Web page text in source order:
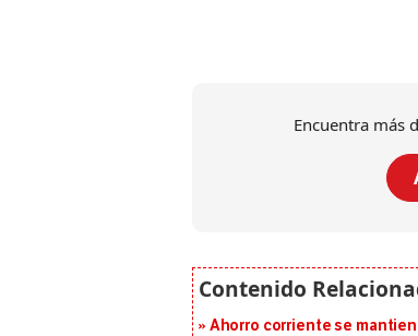
Encuentra más
Ahorro corriente se